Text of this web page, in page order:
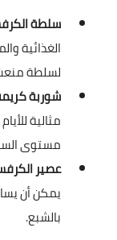
سلطة
الغذائية
لسلطة
شوربة
مثالية
مستوى
عصير
يمكن أن
بالشبع.